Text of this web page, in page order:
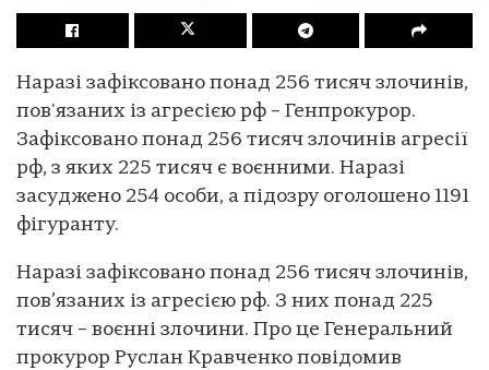
Наразі зафіксовано понад 256 тисяч злочинів,
пов'язаних із агресією рф – Генпрокурор.
Зафіксовано понад 256 тисяч злочинів агресії
рф, з яких 225 тисяч є воєнними. Наразі
засуджено 254 особи, а підозру оголошено 1191
фігуранту.
Наразі зафіксовано понад 256 тисяч злочинів,
пов’язаних із агресією рф. З них понад 225
тисяч – воєнні злочини. Про це Генеральний
прокурор Руслан Кравченко повідомив